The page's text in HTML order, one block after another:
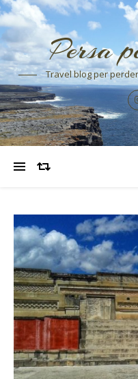
Persa
Travel blog per